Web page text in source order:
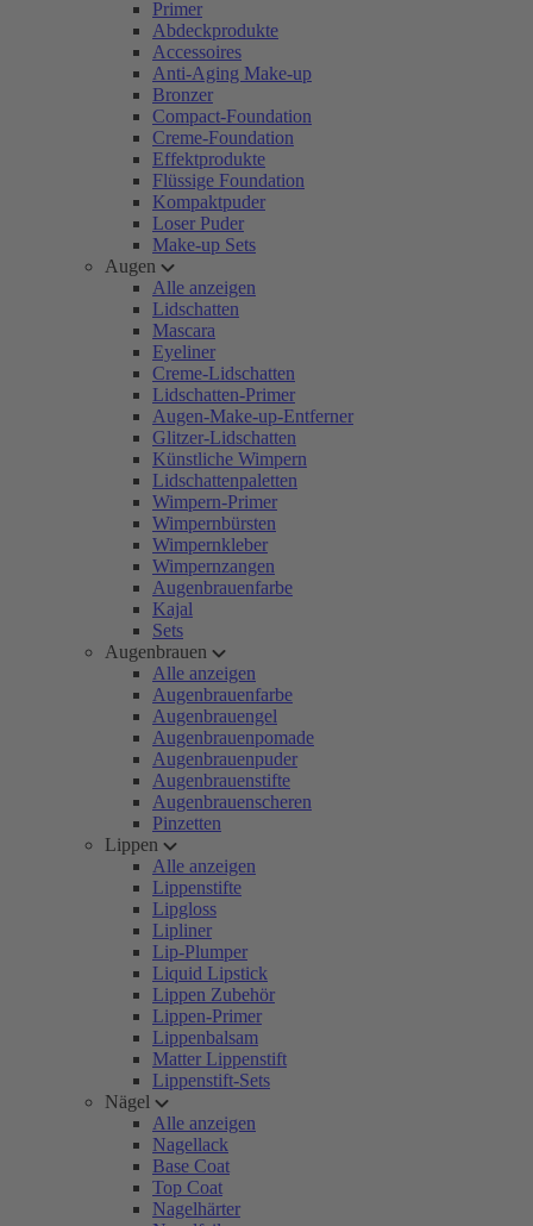
Primer
Abdeckprodukte
Accessoires
Anti-Aging Make-up
Bronzer
Compact-Foundation
Creme-Foundation
Effektprodukte
Flüssige Foundation
Kompaktpuder
Loser Puder
Make-up Sets
Augen
Alle anzeigen
Lidschatten
Mascara
Eyeliner
Creme-Lidschatten
Lidschatten-Primer
Augen-Make-up-Entferner
Glitzer-Lidschatten
Künstliche Wimpern
Lidschattenpaletten
Wimpern-Primer
Wimpernbürsten
Wimpernkleber
Wimpernzangen
Augenbrauenfarbe
Kajal
Sets
Augenbrauen
Alle anzeigen
Augenbrauenfarbe
Augenbrauengel
Augenbrauenpomade
Augenbrauenpuder
Augenbrauenstifte
Augenbrauenscheren
Pinzetten
Lippen
Alle anzeigen
Lippenstifte
Lipgloss
Lipliner
Lip-Plumper
Liquid Lipstick
Lippen Zubehör
Lippen-Primer
Lippenbalsam
Matter Lippenstift
Lippenstift-Sets
Nägel
Alle anzeigen
Nagellack
Base Coat
Top Coat
Nagelhärter